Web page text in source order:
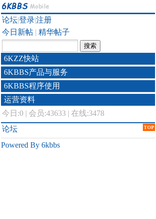
论坛|登录|注册
今日新帖 | 精华帖子
6KZZ快站
6KBBS产品与服务
6KBBS程序使用
运营资料
今日:0 | 会员:43633 | 在线:3478
TOP
论坛
Powered By 6kbbs